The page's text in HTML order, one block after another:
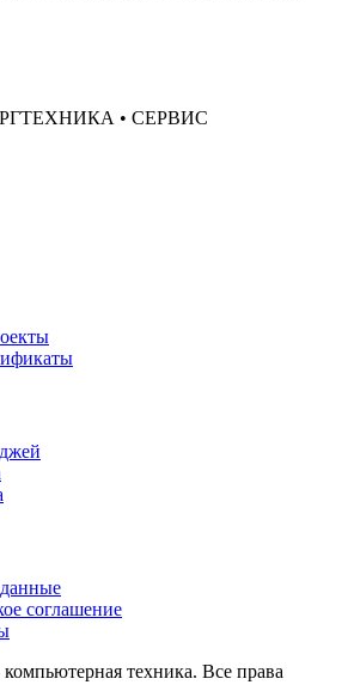
• СЕРВИС
соглашение
техника. Все права